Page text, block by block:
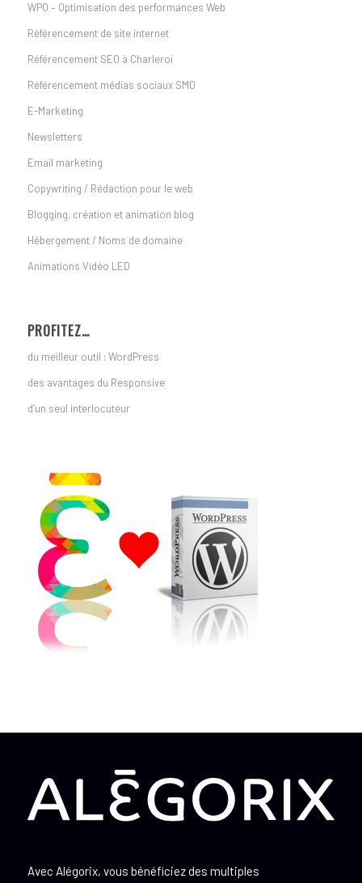
WPO – Optimisation des performances Web
Référencement de site internet
Référencement SEO à Charleroi
Référencement médias sociaux SMO
E-Marketing
Newsletters
Email marketing
Copywriting / Rédaction pour le web
Blogging, création et animation blog
Hébergement / Noms de domaine
Animations Vidéo LED
PROFITEZ…
du meilleur outil : WordPress
des avantages du Responsive
d’un seul interlocuteur
Avec Alégorix, vous bénéficiez des multiples